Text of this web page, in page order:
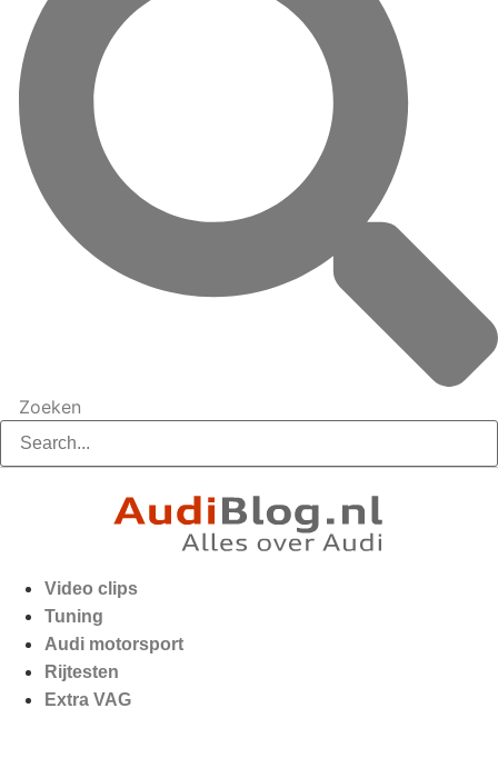
Zoeken
Video clips
Tuning
Audi motorsport
Rijtesten
Extra VAG